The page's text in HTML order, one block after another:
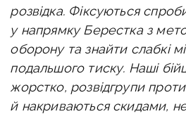
розвідка. Фіксуються
у напрямку Берестка з
оборону та знайти слабкі
подальшого тиску. Наші
жорстко, розвідгрупи
й накриваються скидами,